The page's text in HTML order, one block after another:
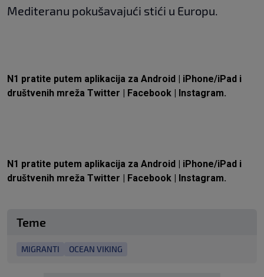
Mediteranu pokušavajući stići u Europu.
N1 pratite putem aplikacija za Android | iPhone/iPad i
društvenih mreža Twitter | Facebook | Instagram.
N1 pratite putem aplikacija za Android | iPhone/iPad i
društvenih mreža Twitter | Facebook | Instagram.
Teme
MIGRANTI OCEAN VIKING